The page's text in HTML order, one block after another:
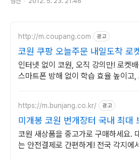
http://m.coupang.com 광고
코원 쿠팡 오늘주문 내일도착 로
인터넷 없이 코원, 오직 강의만! 로켓
스마트폰 방해 없이 학습 효율 높이고,
https://m.bunjang.co.kr/ 광고
미개봉 코원 번개장터 국내 최대
드 중고거래
코원 새상품을 중고가로 구매하세요.
는 안전결제로 간편하게! 전국 각지에